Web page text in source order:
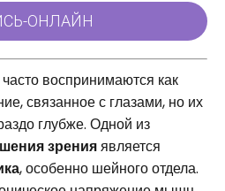
часто воспринимаются как
связанное с глазами, но их
глубже. Одной из
зренияявляется
, особенно шейного отдела.